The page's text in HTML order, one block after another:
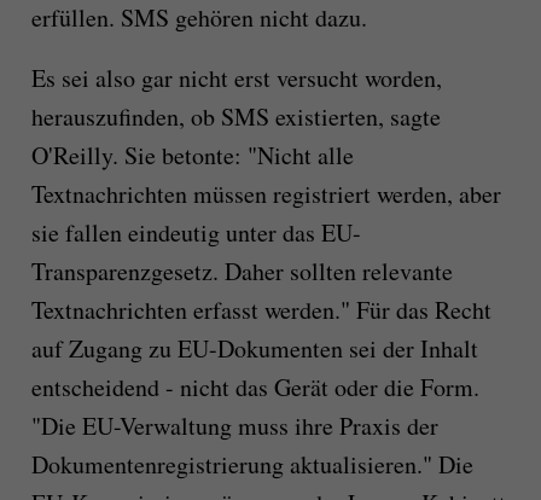
erfüllen. SMS gehören nicht dazu.
Es sei also gar nicht erst versucht worden,
herauszufinden, ob SMS existierten, sagte
O'Reilly. Sie betonte: "Nicht alle
Textnachrichten müssen registriert werden, aber
sie fallen eindeutig unter das EU-
Transparenzgesetz. Daher sollten relevante
Textnachrichten erfasst werden." Für das Recht
auf Zugang zu EU-Dokumenten sei der Inhalt
entscheidend - nicht das Gerät oder die Form.
"Die EU-Verwaltung muss ihre Praxis der
Dokumentenregistrierung aktualisieren." Die